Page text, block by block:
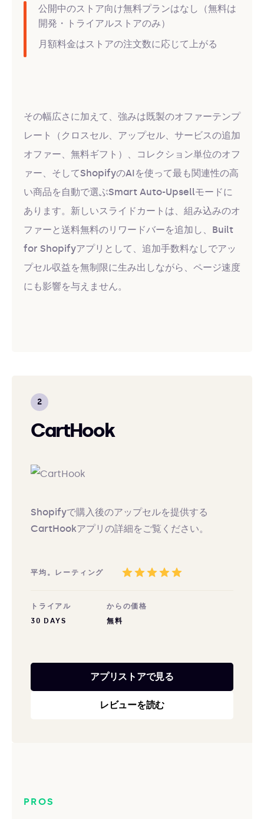
公開中のストア向け無料プランはなし（無料は
開発・トライアルストアのみ）
月額料金はストアの注文数に応じて上がる
その幅広さに加えて、強みは既製のオファーテンプ
レート（クロスセル、アップセル、サービスの追加
オファー、無料ギフト）、コレクション単位のオフ
ァー、そしてShopifyのAIを使って最も関連性の高
い商品を自動で選ぶSmart Auto-Upsellモードに
あります。新しいスライドカートは、組み込みのオ
ファーと送料無料のリワードバーを追加し、Built
for Shopifyアプリとして、追加手数料なしでアッ
プセル収益を無制限に生み出しながら、ページ速度
にも影響を与えません。
CartHook
Shopifyで購入後のアップセルを提供する
CartHookアプリの詳細をご覧ください。
平均。レーティング
トライアル
30 DAYS
からの価格
無料
アプリストアで見る
レビューを読む
PROS